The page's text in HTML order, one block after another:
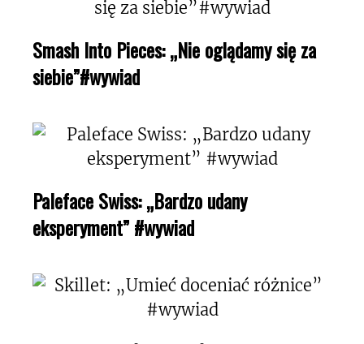
Smash Into Pieces: „Nie oglądamy się za
siebie”#wywiad
Paleface Swiss: „Bardzo udany
eksperyment” #wywiad